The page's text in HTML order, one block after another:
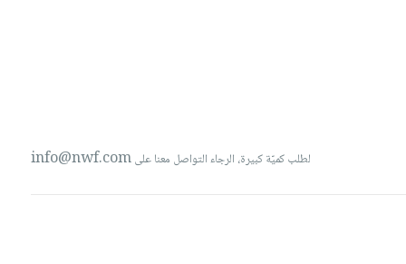
لطلب كميّة كبيرة، الرجاء التواصل معنا علىinfo@nwf.com